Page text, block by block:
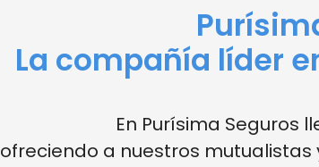
La compañía líder
En Purísima Seguros
ofreciendo a nuestros